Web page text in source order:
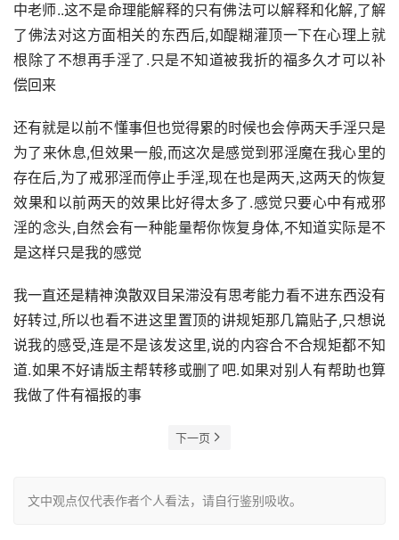
中老师..这不是命理能解释的只有佛法可以解释和化解,了解
了佛法对这方面相关的东西后,如醍糊灌顶一下在心理上就
根除了不想再手淫了.只是不知道被我折的福多久才可以补
偿回来
还有就是以前不懂事但也觉得累的时候也会停两天手淫只是
为了来休息,但效果一般,而这次是感觉到邪淫魔在我心里的
存在后,为了戒邪淫而停止手淫,现在也是两天,这两天的恢复
效果和以前两天的效果比好得太多了.感觉只要心中有戒邪
淫的念头,自然会有一种能量帮你恢复身体,不知道实际是不
是这样只是我的感觉
我一直还是精神涣散双目呆滞没有思考能力看不进东西没有
好转过,所以也看不进这里置顶的讲规矩那几篇贴子,只想说
说我的感受,连是不是该发这里,说的内容合不合规矩都不知
道.如果不好请版主帮转移或删了吧.如果对别人有帮助也算
我做了件有福报的事
下一页
文中观点仅代表作者个人看法，请自行鉴别吸收。